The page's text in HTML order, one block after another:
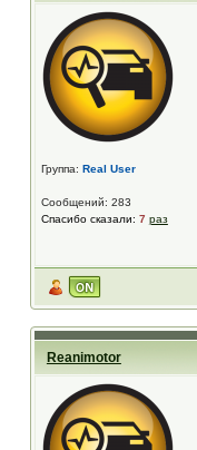
Группа: Real User
Сообщений: 283
Спасибо сказали: 7 раз
Reanimotor